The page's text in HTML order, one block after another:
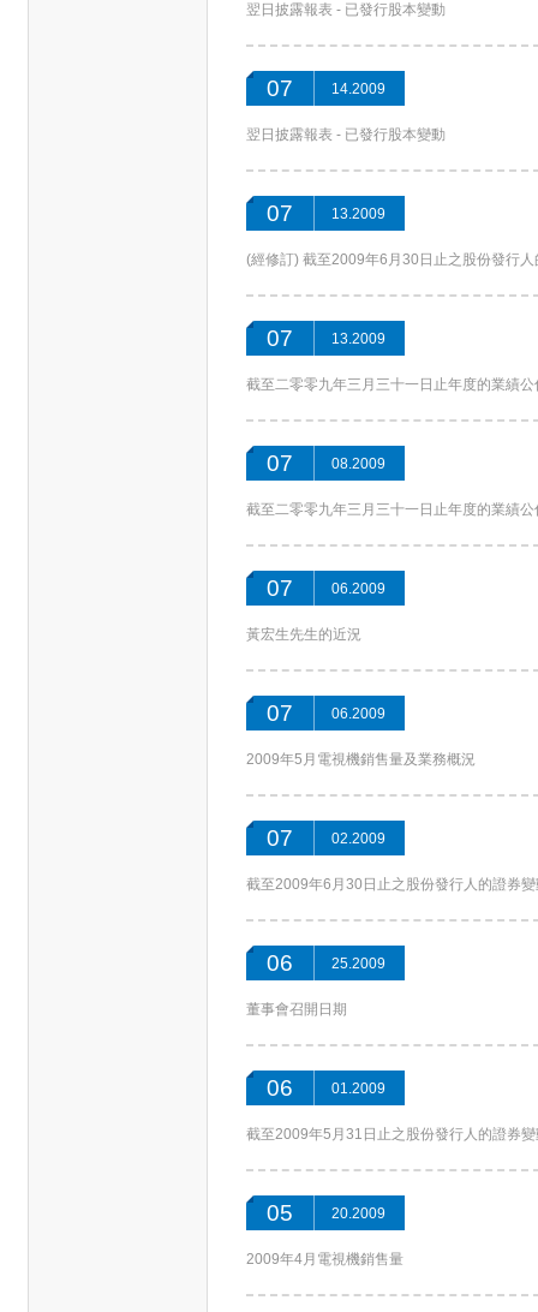
翌日披露報表 - 已發行股本變動
07 14.2009
翌日披露報表 - 已發行股本變動
07 13.2009
(經修訂) 截至2009年6月30日止之股份發行
07 13.2009
截至二零零九年三月三十一日止年度的業績公
07 08.2009
截至二零零九年三月三十一日止年度的業績公
07 06.2009
黃宏生先生的近況
07 06.2009
2009年5月電視機銷售量及業務概況
07 02.2009
截至2009年6月30日止之股份發行人的證券
06 25.2009
董事會召開日期
06 01.2009
截至2009年5月31日止之股份發行人的證券
05 20.2009
2009年4月電視機銷售量